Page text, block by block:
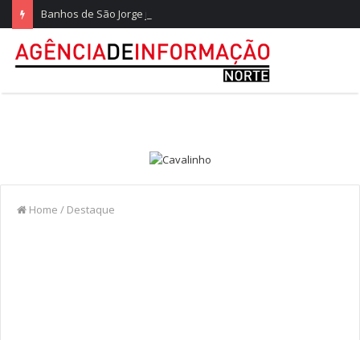
Home / Destaque